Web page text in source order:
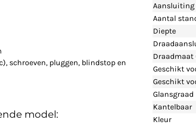
schroeven, pluggen, blindstop en
model:
Aansluiting
Aantal
Diepte
Geschikt
Geschikt
Glansgraad
Kantelbaar
Kleur